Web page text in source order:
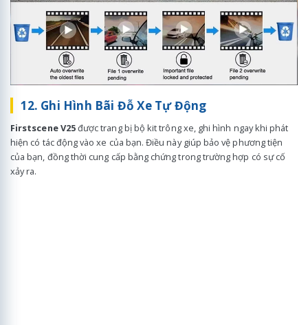
12. Ghi Hình Bãi Đỗ Xe Tự Động
Firstscene V25được trang bị bộ kit trông xe, ghi hình ngay khi phát
hiện có tác động vào xe của bạn. Điều này giúp bảo vệ phương tiện
của bạn, đồng thời cung cấp bằng chứng trong trường hợp có sự cố
xảy ra.